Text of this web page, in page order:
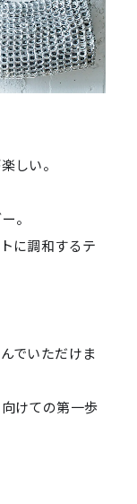
しい。
。
に調和するテ
でいただけま
けての第一歩